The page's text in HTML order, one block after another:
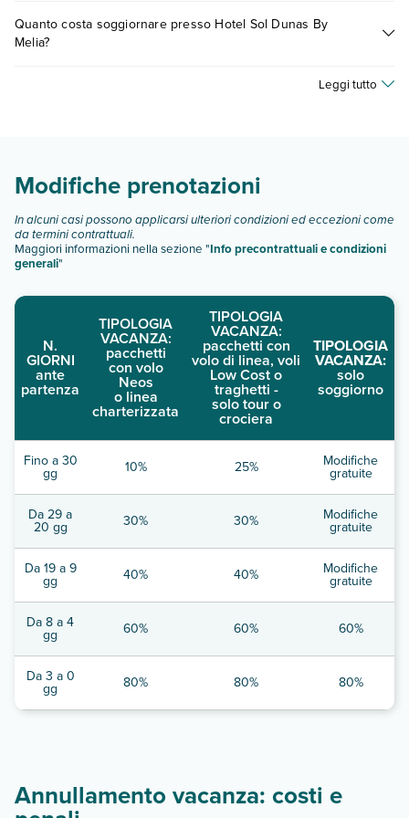
inclusi o a pagamento, tra cui: piscina per bambini, miniclub,
piscina con scivoli per bambini.
Quanto costa soggiornare presso Hotel Sol Dunas By
Melia?
vari fattori (per es. date, condizioni dell'hotel, ecc). PerLeggi tutto
Modifiche prenotazioni
In alcuni casi possono applicarsi ulteriori condizioni ed eccezioni come
da termini contrattuali.
Maggiori informazioni nella sezione "Info precontrattuali e condizioni
generali"
N.
GIORNI
ante
partenza
TIPOLOGIA
VACANZA:
pacchetti
con volo
Neos
o linea
charterizzata
TIPOLOGIA
VACANZA:
pacchetti con
volo di linea, voli
Low Cost o
traghetti -
solo tour o
crociera
TIPOLOGIA
VACANZA:
solo
soggiorno
Fino a 30
gg 10% 25% Modifiche
gratuite
Da 29 a
20 gg 30% 30% Modifiche
gratuite
Da 19 a 9
gg 40% 40% Modifiche
gratuite
Da 8 a 4
gg 60% 60% 60%
Da 3 a 0
gg 80% 80% 80%
Annullamento vacanza: costi e